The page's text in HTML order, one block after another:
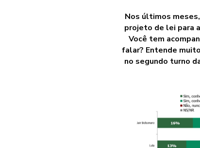
Nos últimos
projeto de lei para
Você tem
falar? Entende
no segundo turno